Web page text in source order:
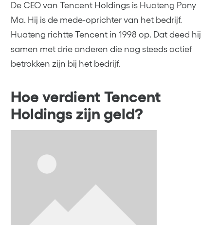
De CEO van Tencent Holdings is Huateng Pony
Ma. Hij is de mede-oprichter van het bedrijf.
Huateng richtte Tencent in 1998 op. Dat deed hij
samen met drie anderen die nog steeds actief
betrokken zijn bij het bedrijf.
Hoe verdient Tencent
Holdings zijn geld?